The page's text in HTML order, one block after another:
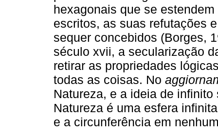
hexagonais que se
escritos, as suas refutações
sequer concebidos (Borges,
século xvii, a secularização
retirar as propriedades
todas as coisas. No
Natureza, e a ideia de
Natureza é uma esfera
e a circunferência em